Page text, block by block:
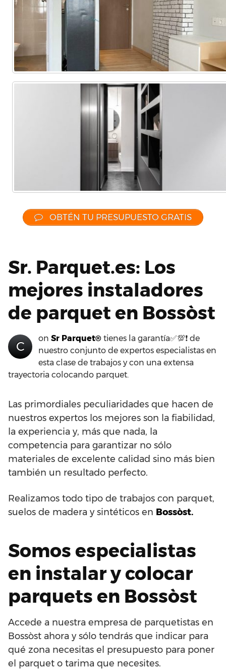
OBTÉN TU PRESUPUESTO GRATIS
Sr. Parquet.es: Los
mejores instaladores
de parquet en Bossòst
C
on Sr Parquet® tienes la garantía✅💯❗ de
nuestro conjunto de expertos especialistas en
esta clase de trabajos y con una extensa
trayectoria colocando parquet.
Las primordiales peculiaridades que hacen de
nuestros expertos los mejores son la fiabilidad,
la experiencia y, más que nada, la
competencia para garantizar no sólo
materiales de excelente calidad sino más bien
también un resultado perfecto.
Realizamos todo tipo de trabajos con parquet,
suelos de madera y sintéticos en Bossòst.
Somos especialistas
en instalar y colocar
parquets en Bossòst
Accede a nuestra empresa de parquetistas en
Bossòst ahora y sólo tendrás que indicar para
qué zona necesitas el presupuesto para poner
el parquet o tarima que necesites.